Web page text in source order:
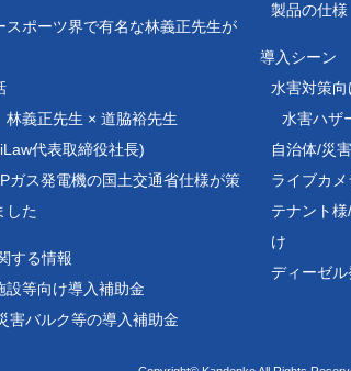
スポーツ界で有名な林義正先生が
林義正先生 × 道脇裕先生
代表取締役社長)
ガス発電機の国土交通省仕様が策
した
する情報
設等向け導入補助金
害バルク等の導入補助金
製品の仕様
導入シーン
水害対策向
水害ハザ
自治体/災
ライブカメ
テナント様/
け
ディーゼ